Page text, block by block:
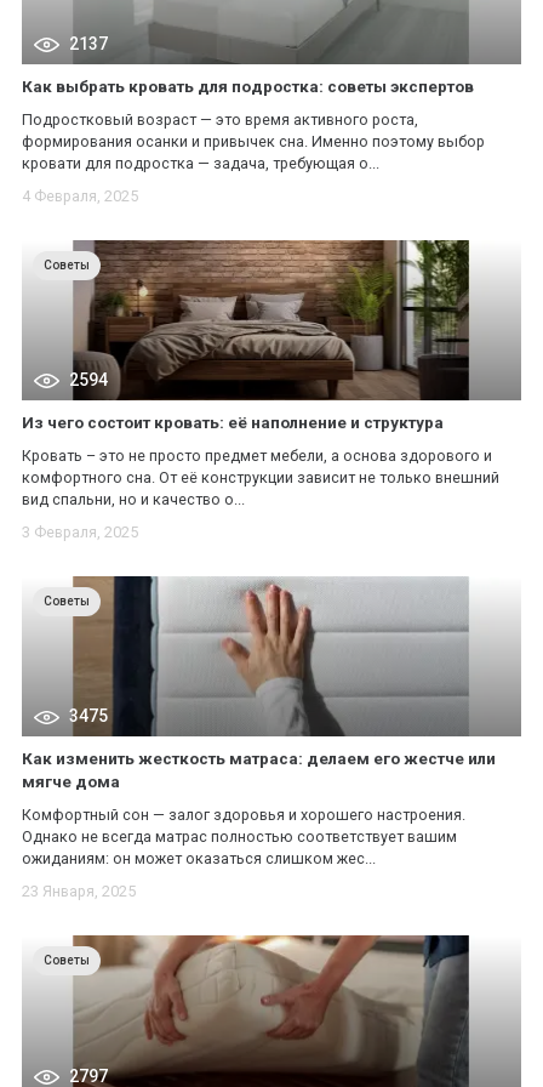
2137
Как выбрать кровать для подростка: советы экспертов
Подростковый возраст — это время активного роста,
формирования осанки и привычек сна. Именно поэтому выбор
кровати для подростка — задача, требующая о...
4 Февраля, 2025
Советы
2594
Из чего состоит кровать: её наполнение и структура
Кровать – это не просто предмет мебели, а основа здорового и
комфортного сна. От её конструкции зависит не только внешний
вид спальни, но и качество о...
3 Февраля, 2025
Советы
3475
Как изменить жесткость матраса: делаем его жестче или
мягче дома
Комфортный сон — залог здоровья и хорошего настроения.
Однако не всегда матрас полностью соответствует вашим
ожиданиям: он может оказаться слишком жес...
23 Января, 2025
Советы
2797
*
*
*
*
*
*